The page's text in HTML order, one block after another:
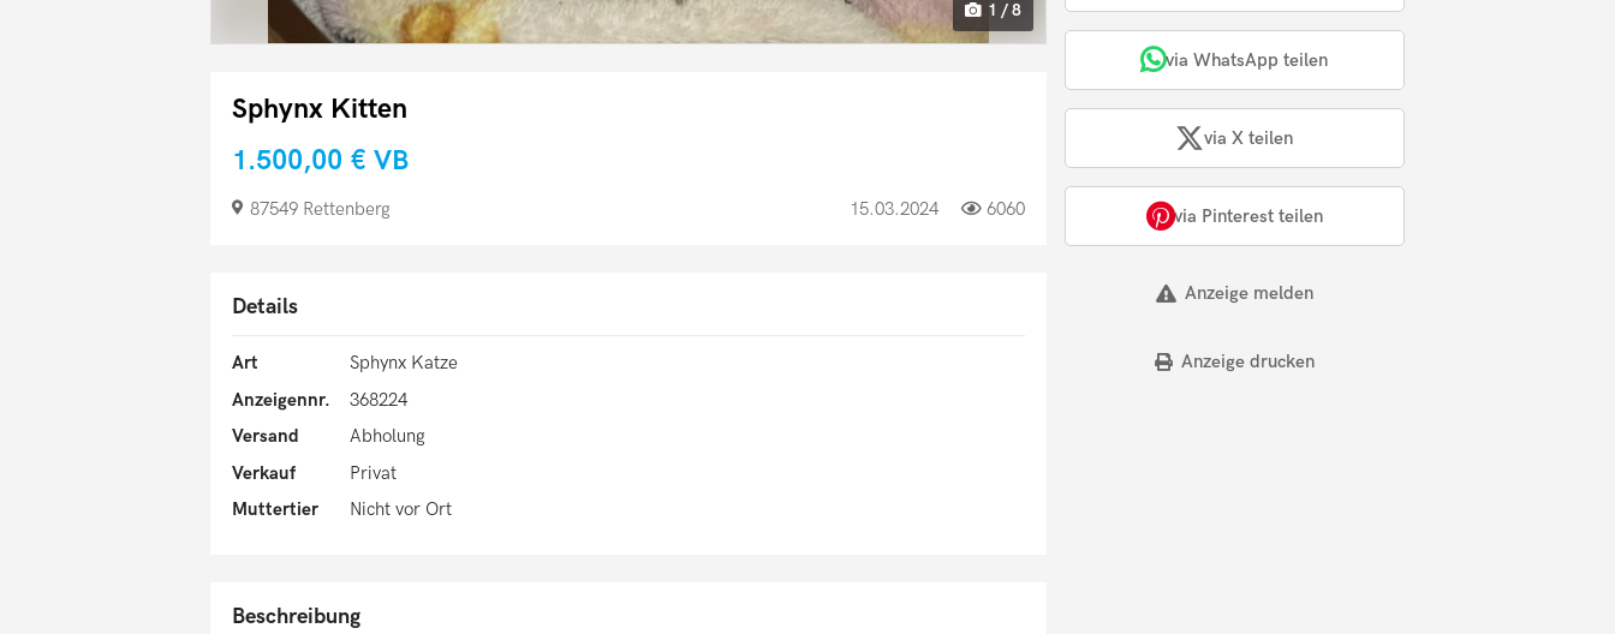
1 / 8
Sphynx Kitten
1.500,00 € VB
87549 Rettenberg 15.03.2024 6060
Details
Art
Sphynx Katze
Anzeigennr.
368224
Versand
Abholung
Verkauf
Privat
Muttertier
Nicht vor Ort
Beschreibung
via WhatsApp teilen
via X teilen
via Pinterest teilen
Anzeige melden
Anzeige drucken